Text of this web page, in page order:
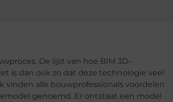
De lijst van hoe BIM 3D-
is dan ook zo dat deze technologie veel
alle bouwprofessionals voordelen
genoemd. Er ontstaat een model